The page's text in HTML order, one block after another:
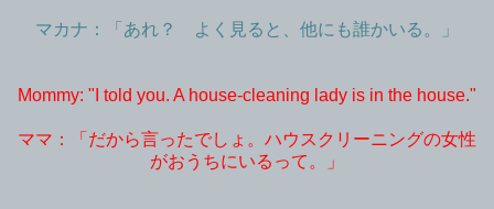
マカナ：「あれ？ よく見ると、他にも誰かいる。」
Mommy: "I told you. A house-cleaning lady is in the house."
ママ：「だから言ったでしょ。ハウスクリーニングの女性
がおうちにいるって。」